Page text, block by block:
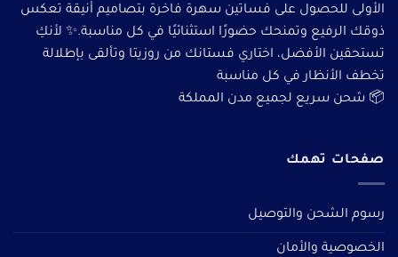
الأولى للحصول على فساتين سهرة فاخرة بتصاميم أنيقة تعكس
ذوقك الرفيع وتمنحك حضورًا استثنائيًا في كل مناسبة.✨ لأنكِ
تستحقين الأفضل، اختاري فستانك من روزيتا وتألقى بإطلالة
تخطف الأنظار في كل مناسبة
📦 شحن سريع لجميع مدن المملكة
صفحات تهمك
رسوم الشحن والتوصيل
الخصوصية والأمان